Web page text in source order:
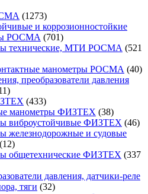
12731273
товара
и коррозионностойкие
РОСМА
701701
товар
технические, МТИ РОСМА
521
манометры РОСМА 4040
преобразователи давления
11
товаров
433433
товара
манометры ФИЗТЕХ 3838
товаров
виброустойчивые ФИЗТЕХ 4646
железнодорожные и судовые
1212
товаров
общетехнические ФИЗТЕХ 337
давления, датчики-реле
тяги 3232